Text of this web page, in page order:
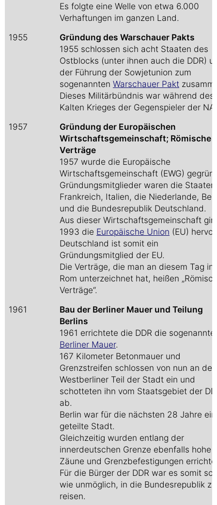
Es folgte eine Welle von etwa 6.000
Verhaftungen im ganzen Land.
1955
Gründung des Warschauer Pakts
1955 schlossen sich acht Staaten des
Ostblocks (unter ihnen auch die DDR)
der Führung der Sowjetunion zum
sogenannten Warschauer Pakt
Dieses Militärbündnis war während des
Kalten Krieges der Gegenspieler der
1957
Gründung der Europäischen
Wirtschaftsgemeinschaft; Römische
Verträge
1957 wurde die Europäische
Wirtschaftsgemeinschaft (EWG)
Gründungsmitglieder waren die Staaten
Frankreich, Italien, die Niederlande,
und die Bundesrepublik Deutschland.
Aus dieser Wirtschaftsgemeinschaft
1993 die Europäische Union (EU)
Deutschland ist somit ein
Gründungsmitglied der EU.
Die Verträge, die man an diesem Tag in
Rom unterzeichnet hat, heißen
Verträge“.
1961
Bau der Berliner Mauer und Teilung
Berlins
1961 errichtete die DDR die sogenannte
Berliner Mauer.
167 Kilometer Betonmauer und
Grenzstreifen schlossen von nun an den
Westberliner Teil der Stadt ein und
schotteten ihn vom Staatsgebiet der
ab.
Berlin war für die nächsten 28 Jahre
geteilte Stadt.
Gleichzeitig wurden entlang der
innerdeutschen Grenze ebenfalls hohe
Zäune und Grenzbefestigungen
Für die Bürger der DDR war es somit so
wie unmöglich, in die Bundesrepublik zu
reisen.